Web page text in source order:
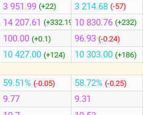
3 951.99 (+22)
14 207.61 (+332.19)
100.00 (+0.1)
10 427.00 (+124)
59.51% (-0.05)
9.77
3 214.68 (-57)
10 830.76 (+232)
96.93 (-0.24)
10 303.00 (+186)
58.72% (-0.25)
9.31